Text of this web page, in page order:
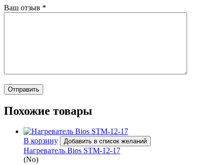
Ваш отзыв *
Похожие товары
В корзину Добавить в список желаний
Нагреватель Bios STM-12-17
(No)